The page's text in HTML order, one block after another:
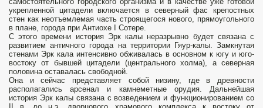
укрепленной цитадели включается в северный фас крепостных
стен как неотъемлемая часть строящегося нового, прямоугольного
в плане, города при Антиохе I Сотере.
С этого времени история Эрк калы неразрывно будет связана с
развитием античного города на территории Гяур-калы. Замкнутая
стенами Эрк кала интенсивно обживалась в основном к югу и юго-
востоку от бывшей цитадели (центрального холма), а северная
половина оставалась свободной.
Она и сейчас представляет собой низину, где в древности
располагались арсенал и камнеметные орудия. Дальнейшая
история Эрк калы связана с возведением и функционированием со